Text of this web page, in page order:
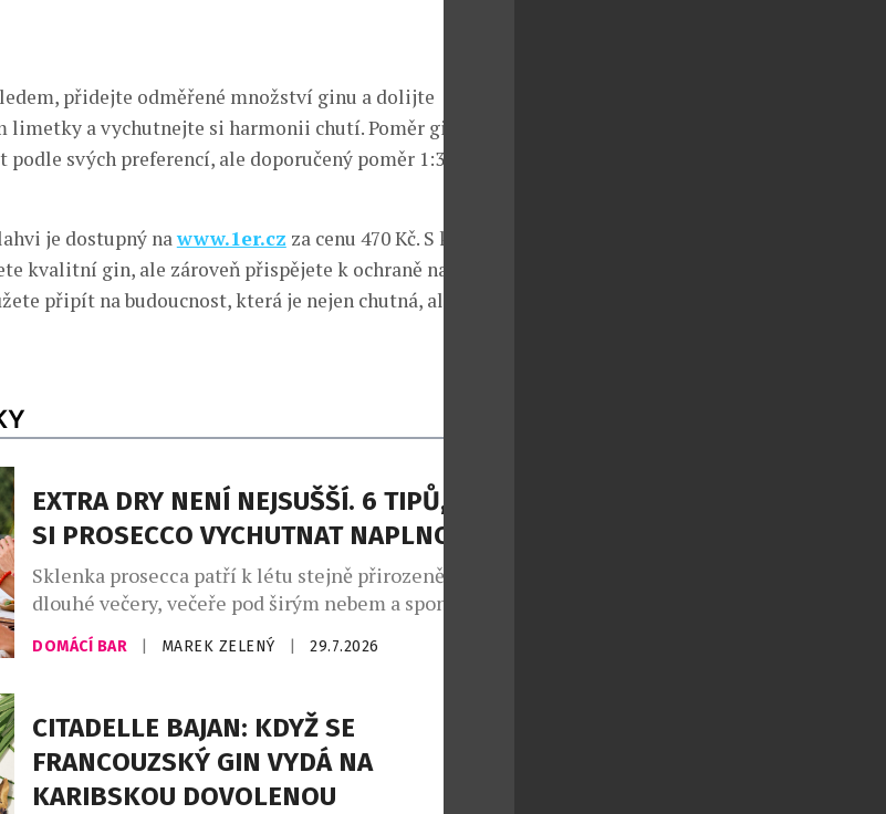
přidejte odměřené množství ginu a dolijte
a vychutnejte si harmonii chutí. Poměr ginu a
svých preferencí, ale doporučený poměr 1:3 zajistí
je dostupný nawww.1er.cz za cenu 470 Kč. S každým
kvalitní gin, ale zároveň přispějete k ochraně naší
připít na budoucnost, která je nejen chutná, ale
EXTRA DRY NENÍ NEJSUŠŠÍ. 6 TIPŮ, JAK
SI PROSECCO VYCHUTNAT NAPLNO
Sklenka prosecca patří k létu stejně přirozeně jako
dlouhé večery, večeře pod širým nebem a spontánní
setkání s přáteli. Své pevné místo si našlo také v
našich skleničkách. Česká republika je sedmým
jemně perlivého frizzante jí patří dokonce druhé
místo. Mezinárodní den prosecca, který každoročně
připadá na […]
DOMÁCÍ BAR MAREK ZELENÝ 29.7.2026
CITADELLE BAJAN: KDYŽ SE
FRANCOUZSKÝ GIN VYDÁ NA
KARIBSKOU DOVOLENOU